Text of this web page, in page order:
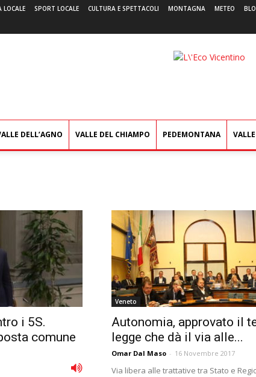
LOCALE SPORT LOCALE CULTURA E SPETTACOLI MONTAGNA METEO
L'Eco
DELL’AGNO VALLE DEL CHIAMPO PEDEMONTANA
i 5S.
comune
Veneto
Autonomia, approvato il
legge che dà il via alle...
Omar Dal Maso - 16 Novembre 2017
Via libera alle trattative tra Stato e